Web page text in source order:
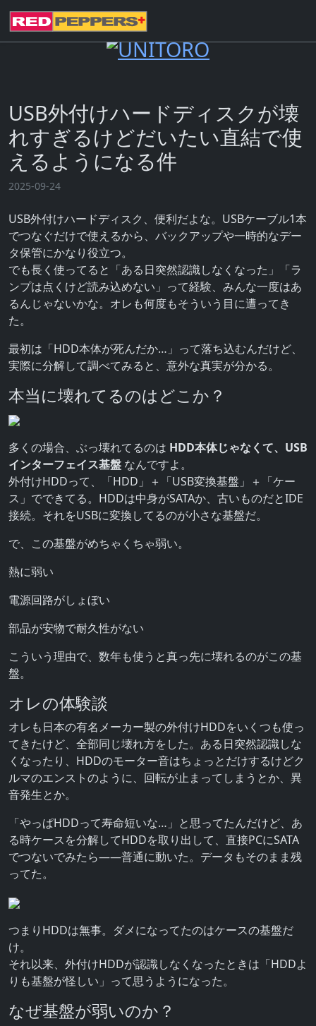
USB外付けハードディスクが壊
れすぎるけどだいたい直結で使
えるようになる件
2025-09-24
USB外付けハードディスク、便利だよな。USBケーブル1本
でつなぐだけで使えるから、バックアップや一時的なデー
タ保管にかなり役立つ。
でも長く使ってると「ある日突然認識しなくなった」「ラ
ンプは点くけど読み込めない」って経験、みんな一度はあ
るんじゃないかな。オレも何度もそういう目に遭ってき
た。
最初は「HDD本体が死んだか…」って落ち込むんだけど、
実際に分解して調べてみると、意外な真実が分かる。
本当に壊れてるのはどこか？
多くの場合、ぶっ壊れてるのは HDD本体じゃなくて、USB
インターフェイス基盤 なんですよ。
外付けHDDって、「HDD」＋「USB変換基盤」＋「ケー
ス」でできてる。HDDは中身がSATAか、古いものだとIDE
接続。それをUSBに変換してるのが小さな基盤だ。
で、この基盤がめちゃくちゃ弱い。
熱に弱い
電源回路がしょぼい
部品が安物で耐久性がない
こういう理由で、数年も使うと真っ先に壊れるのがこの基
盤。
オレの体験談
オレも日本の有名メーカー製の外付けHDDをいくつも使っ
てきたけど、全部同じ壊れ方をした。ある日突然認識しな
くなったり、HDDのモーター音はちょっとだけするけどク
ルマのエンストのように、回転が止まってしまうとか、異
音発生とか。
「やっぱHDDって寿命短いな…」と思ってたんだけど、あ
る時ケースを分解してHDDを取り出して、直接PCにSATA
でつないでみたら――普通に動いた。データもそのまま残
ってた。
つまりHDDは無事。ダメになってたのはケースの基盤だ
け。
それ以来、外付けHDDが認識しなくなったときは「HDDよ
りも基盤が怪しい」って思うようになった。
なぜ基盤が弱いのか？